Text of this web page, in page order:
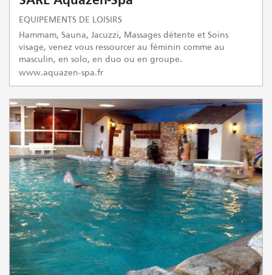
EQUIPEMENTS DE LOISIRS
Hammam, Sauna, Jacuzzi, Massages détente et Soins
visage, venez vous ressourcer au féminin comme au
masculin, en solo, en duo ou en groupe.
www.aquazen-spa.fr